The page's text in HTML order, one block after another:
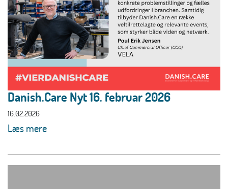
Danish.Care Nyt 16. februar 2026
16.02.2026
Læs mere